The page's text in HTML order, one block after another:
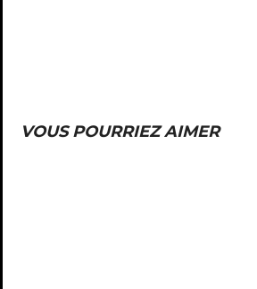
VOUS POURRIEZ AIMER